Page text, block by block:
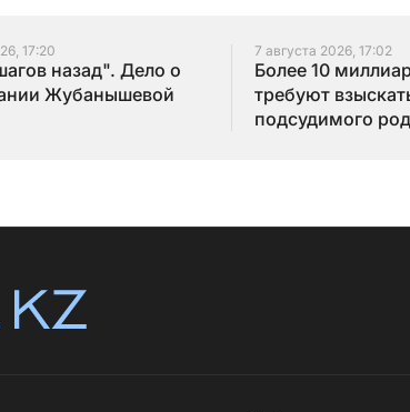
17:20
назад". Дело о
Жубанышевой
7 августа 2026, 17:02
Более 10
требуют
подсудимого